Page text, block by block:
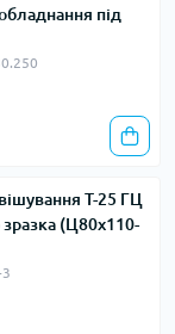
— це
дахуок
між
під
Т-25 ГЦ
(Ц80х110-